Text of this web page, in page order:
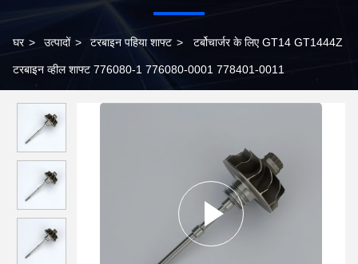
घर > उत्पादों > टरबाइन पहिया शाफ्ट > टर्बोचार्जर के लिए GT14 GT1444Z
टरबाइन व्हील शाफ्ट 776080-1 776080-0001 778401-0011